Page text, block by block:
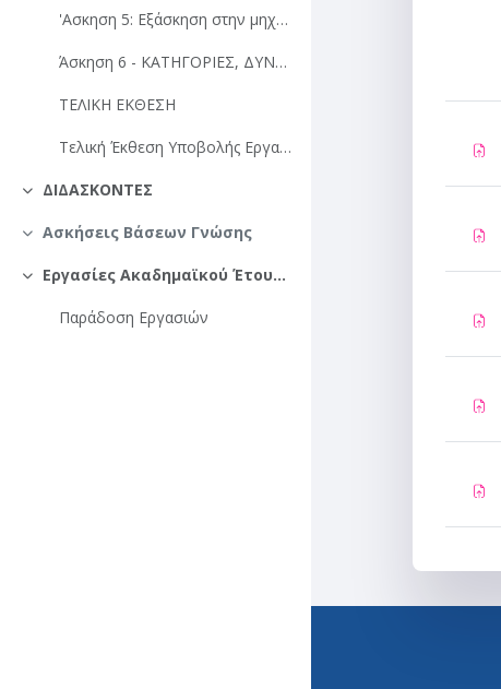
'Ασκηση 5: Εξάσκηση στην μηχανική Μάθηση Νο. 2
Άσκηση 6 - ΚΑΤΗΓΟΡΙΕΣ, ΔΥΝΑΜΙΚΑ ΑΝΤΙΚΕΙΜΕΝΑ ΚΑΙ ΙΔΙΟΤΗΤΕΣ ΤΟΥΣ
ΤΕΛΙΚΗ ΕΚΘΕΣΗ
Τελική Έκθεση Υποβολής Εργασιών Τεχνητής Νοημοσύνης- Προθεσμία Υποβολής 9/7/2023
Σύμπτυξη
ΔΙΔΑΣΚΟΝΤΕΣ
Σύμπτυξη
Ασκήσεις Βάσεων Γνώσης
Σύμπτυξη Εργασίες Ακαδημαϊκού Έτους 2023-2024
Παράδοση Εργασιών